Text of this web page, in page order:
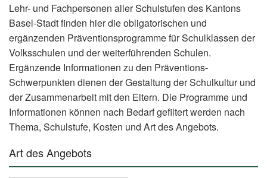
Lehr- und Fachpersonen aller Schulstufen des Kantons
Basel-Stadt finden hier die obligatorischen und
ergänzenden Präventionsprogramme für Schulklassen der
Volksschulen und der weiterführenden Schulen.
Ergänzende Informationen zu den Präventions-
Schwerpunkten dienen der Gestaltung der Schulkultur und
der Zusammenarbeit mit den Eltern. Die Programme und
Informationen können nach Bedarf gefiltert werden nach
Thema, Schulstufe, Kosten und Art des Angebots.
Art des Angebots